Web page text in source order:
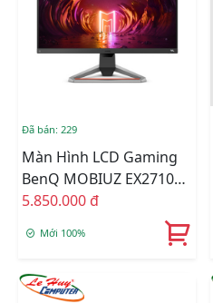
Đã bán: 229
Màn Hình LCD Gaming
BenQ MOBIUZ EX2710S
27inch FullHD 165Hz
5.850.000 đ
Mới 100%